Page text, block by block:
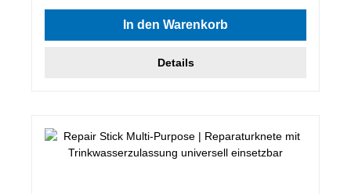
Durchschnittliche Bewertung von 5 von 5 Sternen
In den Warenkorb
Details